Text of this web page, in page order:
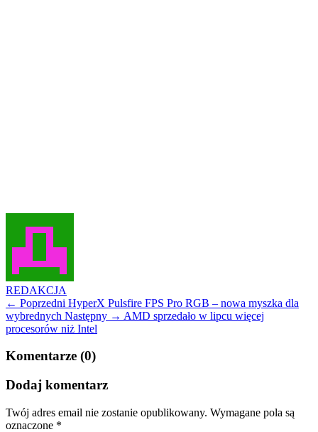
REDAKCJA
← Poprzedni HyperX Pulsfire FPS Pro RGB – nowa myszka dla
wybrednych Następny → AMD sprzedało w lipcu więcej
procesorów niż Intel
Komentarze (0)
Dodaj komentarz
Twój adres email nie zostanie opublikowany. Wymagane pola są
oznaczone *